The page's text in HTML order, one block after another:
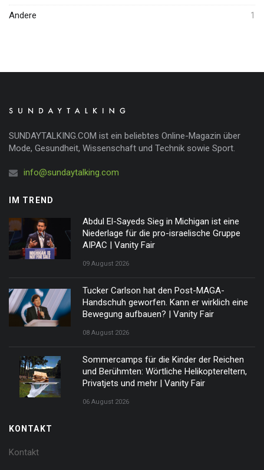
Andere 1
SUNDAYTALKING.COM ist ein beliebtes Online-Magazin über
Mode, Gesundheit, Wissenschaft und Technik sowie Sport.
info@sundaytalking.com
IM TREND
Abdul El-Sayeds Sieg in Michigan ist eine
Niederlage für die pro-israelische Gruppe
AIPAC | Vanity Fair
09 August 2026
Tucker Carlson hat den Post-MAGA-
Handschuh geworfen. Kann er wirklich eine
Bewegung aufbauen? | Vanity Fair
08 August 2026
Sommercamps für die Kinder der Reichen
und Berühmten: Wörtliche Helikoptereltern,
Privatjets und mehr | Vanity Fair
06 August 2026
KONTAKT
Kontakt